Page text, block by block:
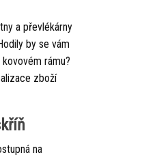
a převlékárny
by se vám
rámu?
zboží
na